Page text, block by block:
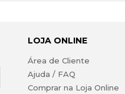
LOJA ONLINE
Área de Cliente
Ajuda / FAQ
Comprar na Loja Online